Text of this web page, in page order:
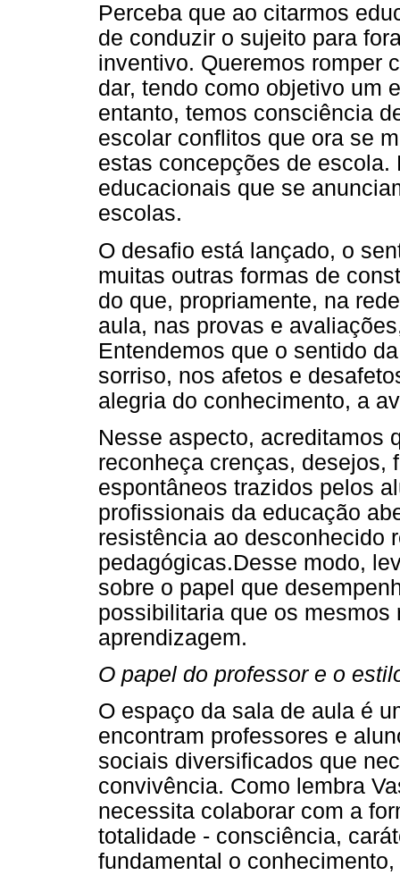
Perceba que ao citarmos
de conduzir o sujeito para
inventivo. Queremos romper
dar, tendo como objetivo um
entanto, temos consciência
escolar conflitos que ora se
estas concepções de
educacionais que se
escolas.
O desafio está lançado, o
muitas outras formas de
do que, propriamente, na
aula, nas provas e
Entendemos que o sentido
sorriso, nos afetos e
alegria do conhecimento, a
Nesse aspecto, acreditamos
reconheça crenças, desejos,
espontâneos trazidos pelos
profissionais da educação
resistência ao desconhecido
pedagógicas.Desse modo,
sobre o papel que
possibilitaria que os
aprendizagem.
O papel do professor e o
O espaço da sala de aula é
encontram professores e
sociais diversificados que
convivência. Como lembra
necessita colaborar com a
totalidade - consciência,
fundamental o